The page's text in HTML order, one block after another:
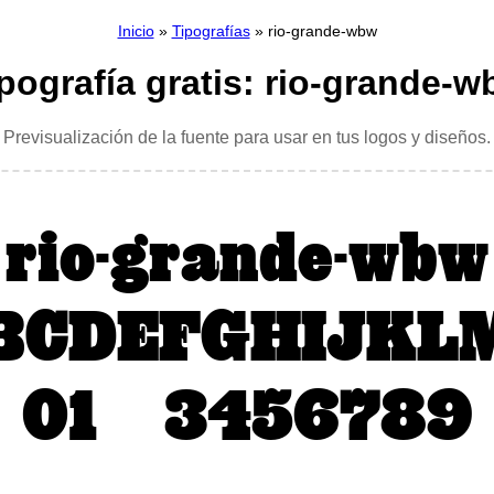
Inicio» Tipografías» rio-grande-wbw
gratis: rio-grande-
Previsualización de la fuente para usar en tus logos y diseños.
rio-grande-wbw
0123456789